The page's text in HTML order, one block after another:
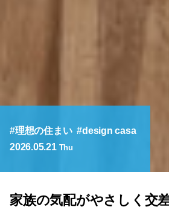
理想の住まい
design casa
2026.05.21 Thu
家族の気配がやさしく